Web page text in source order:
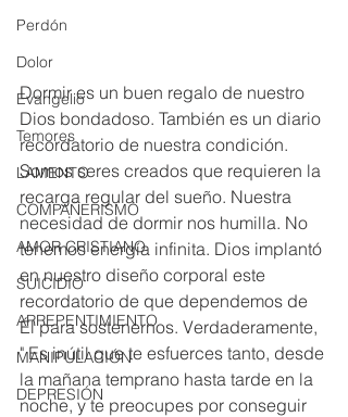
Perdón
Dolor
Evangelio
Temores
LAMENTO
COMPAÑERISMO
AMOR CRISTIANO
SUICIDIO
ARREPENTIMIENTO
MANIPULACIÓN
DEPRESIÓN
Dormir es un buen regalo de nuestro
Dios bondadoso. También es un diario
recordatorio de nuestra condición.
Somos seres creados que requieren la
recarga regular del sueño. Nuestra
necesidad de dormir nos humilla. No
tenemos energía infinita. Dios implantó
en nuestro diseño corporal este
recordatorio de que dependemos de
Él para sostenernos. Verdaderamente,
" Es inútil que te esfuerces tanto, desde
la mañana temprano hasta tarde en la
noche, y te preocupes por conseguir